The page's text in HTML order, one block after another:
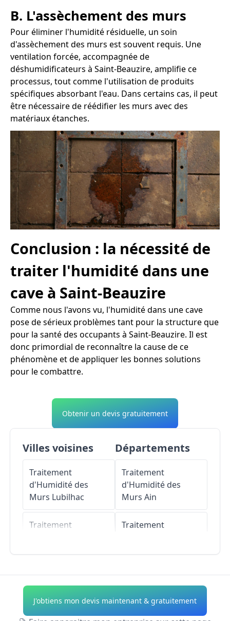
B. L'assèchement des murs
Pour éliminer l'humidité résiduelle, un soin
d'assèchement des murs est souvent requis. Une
ventilation forcée, accompagnée de
déshumidificateurs à Saint-Beauzire, amplifie ce
processus, tout comme l'utilisation de produits
spécifiques absorbant l'eau. Dans certains cas, il peut
être nécessaire de réédifier les murs avec des
matériaux étanches.
Conclusion : la nécessité de
traiter l'humidité dans une
cave à Saint-Beauzire
Comme nous l'avons vu, l'humidité dans une cave
pose de sérieux problèmes tant pour la structure que
pour la santé des occupants à Saint-Beauzire. Il est
donc primordial de reconnaître la cause de ce
phénomène et de appliquer les bonnes solutions
pour le combattre.
Obtenir un devis gratuitement
Villes voisines
Traitement
d'Humidité des
Murs Lubilhac
Traitement
Traitement
d'Humidité des
MursEspalem
Départements
Traitement
d'Humidité des
Murs Ain
Traitement
Traitement
d'Humidité des
Murs Allier
J'obtiens mon devis maintenant & gratuitement